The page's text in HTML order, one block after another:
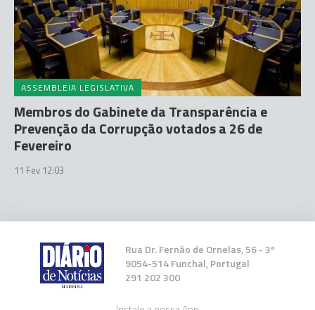
ASSEMBLEIA LEGISLATIVA
Membros do Gabinete da Transparência e
Prevenção da Corrupção votados a 26 de
Fevereiro
11 Fev 12:03
Rua Dr. Fernão de Ornelas, 56 - 3º
9054-514 Funchal, Portugal
291 202 300